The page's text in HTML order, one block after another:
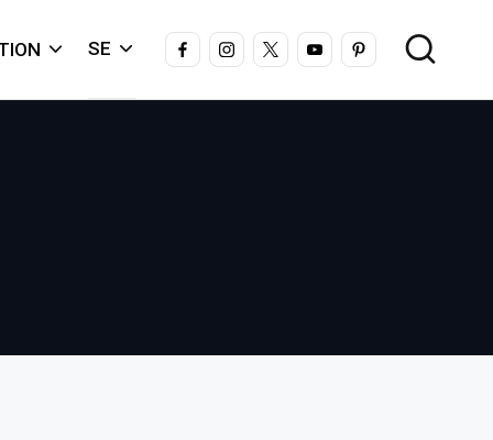
SE FACEBOOKINSTAGRAM
X YOUTUBEPINTEREST